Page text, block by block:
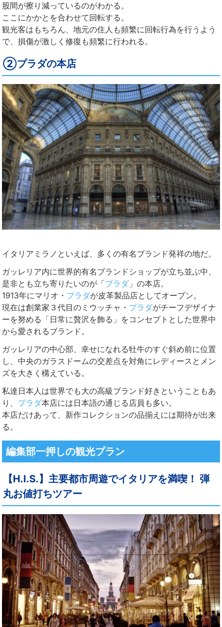
股間が擦り減っているのがわかる。
ここにかかとを合わせて回転する。
観光客はもちろん、地元の住人も頻繁に回転行為を行うよう
で、損傷が激しく修復も頻繁に行われる。
②プラダの本店
イタリアミラノといえば、多くの有名ブランド発祥の地だ。
ガッレリア内に世界的有名ブランドショップが立ち並ぶ中、
是非とも立ち寄りたいのが「プラダ 」の本店。
1913年にマリオ・ プラダが皮革製品店としてオープン。
現在は創業家３代目のミウッチャ・ プラダがチーフデザイナ
ーを努める「日常に贅沢を飾る」をコンセプトとした世界中
から愛されるブランド。
ガッレリアの中心部、幸せになれる牡牛のすぐ斜め前に位置
し、中央のガラスドームの交差点を対角にレディースとメン
ズを大きく構えている。
私達日本人は世界でも大の高級ブランド好きということもあ
り、 プラダ本店には日本語の通じる店員も多い。
本店だけあって、新作コレクションの品揃えには期待が出来
る。
編集部一押しの観光プラン
【H.I.S.】主要都市周遊でイタリアを満喫！ 弾
丸お値打ちツアー